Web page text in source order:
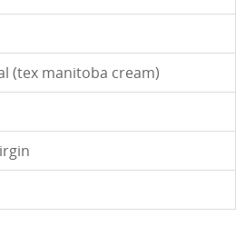
(tex manitoba cream)